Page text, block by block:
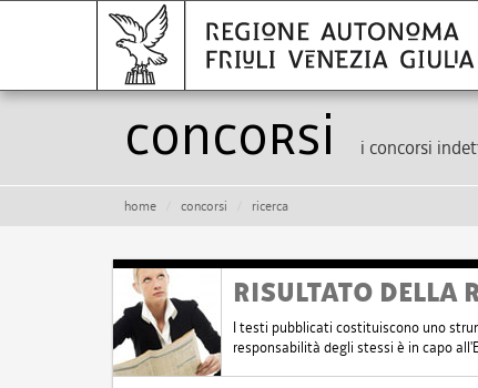
Concorsi i concorsi
home concorsi ricerca
RISULTATO DELLA
I testi pubblicati costituiscono uno
responsabilità degli stessi è in capo